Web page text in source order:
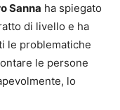
Sanna ha spiegato
di livello e ha
le problematiche
le persone
lo